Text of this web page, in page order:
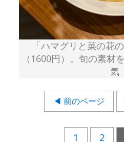
「ハマグリと菜の花
（1600円）。旬の素材
気
◀ 前のページ
1 2